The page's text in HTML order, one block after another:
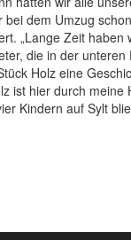
dem Umzug
„Lange Zeit haben
die in der unteren
Holz eine
ist hier durch meine
Kindern auf Sylt